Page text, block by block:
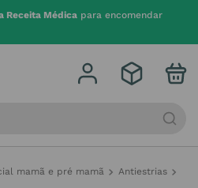
Receita Médica para encomendar
mamã e pré mamã
Antiestrias